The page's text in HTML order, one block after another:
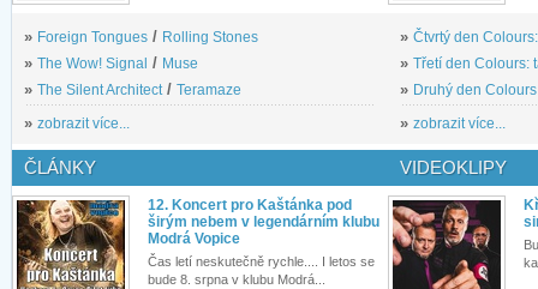
» Foreign Tongues / Rolling Stones
» The Wow! Signal / Muse
» The Silent Architect / Teramaze
» zobrazit více...
» Čtvrtý den
» Třetí den Colours:
» Druhý den
» zobrazit více...
ČLÁNKY
12. Koncert pro Kaštánka pod
širým nebem v legendárním klubu
Modrá Vopice
Čas letí neskutečně rychle.... I letos se
bude 8. srpna v klubu Modrá...
VIDEOKLIPY